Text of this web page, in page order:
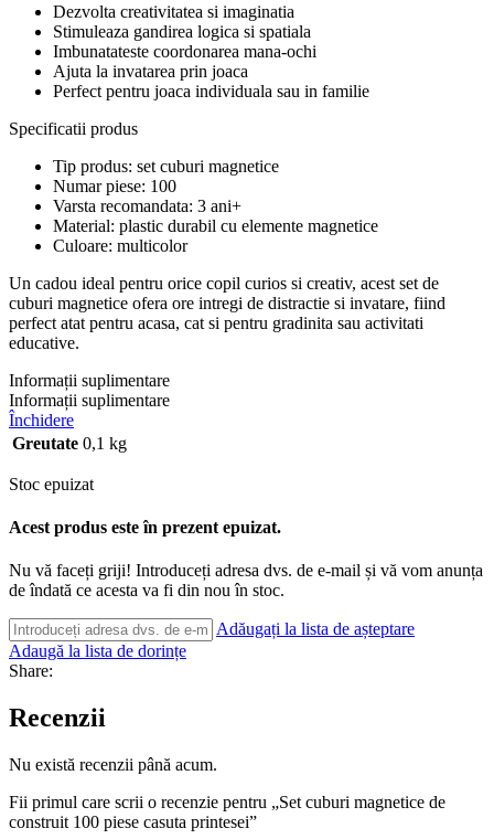
Dezvolta creativitatea si imaginatia
Stimuleaza gandirea logica si spatiala
Imbunatateste coordonarea mana-ochi
Ajuta la invatarea prin joaca
Perfect pentru joaca individuala sau in familie
Specificatii produs
Tip produs: set cuburi magnetice
Numar piese: 100
Varsta recomandata: 3 ani+
Material: plastic durabil cu elemente magnetice
Culoare: multicolor
Un cadou ideal pentru orice copil curios si creativ, acest set de
cuburi magnetice ofera ore intregi de distractie si invatare, fiind
perfect atat pentru acasa, cat si pentru gradinita sau activitati
educative.
Informații suplimentare
Informații suplimentare
Închidere
Greutate 0,1 kg
Stoc epuizat
Acest produs este în prezent epuizat.
Nu vă faceți griji! Introduceți adresa dvs. de e-mail și vă vom anunța
de îndată ce acesta va fi din nou în stoc.
Adăugați la lista de așteptare
Adaugă la lista de dorințe
Share:
Recenzii
Nu există recenzii până acum.
Fii primul care scrii o recenzie pentru „Set cuburi magnetice de
construit 100 piese casuta printesei”